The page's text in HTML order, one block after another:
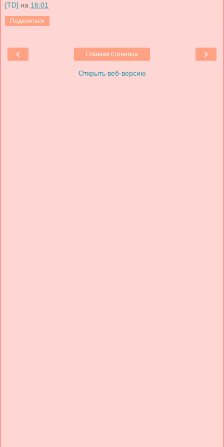
[TD] на 16:01
Поделиться
‹ ›
Главная страница
Открыть веб-версию